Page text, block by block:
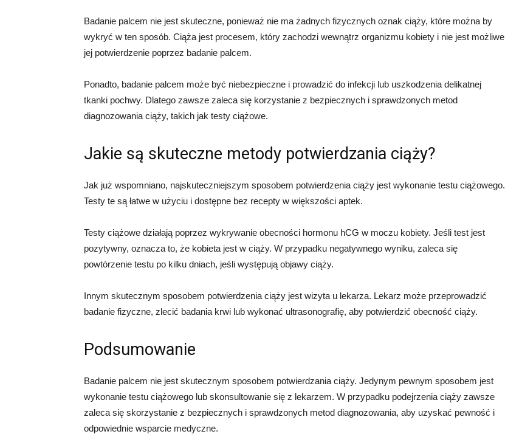
Badanie palcem nie jest skuteczne, ponieważ nie ma żadnych fizycznych oznak ciąży, które można by
wykryć w ten sposób. Ciąża jest procesem, który zachodzi wewnątrz organizmu kobiety i nie jest możliwe
jej potwierdzenie poprzez badanie palcem.
Ponadto, badanie palcem może być niebezpieczne i prowadzić do infekcji lub uszkodzenia delikatnej
tkanki pochwy. Dlatego zawsze zaleca się korzystanie z bezpiecznych i sprawdzonych metod
diagnozowania ciąży, takich jak testy ciążowe.
Jakie są skuteczne metody potwierdzania ciąży?
Jak już wspomniano, najskuteczniejszym sposobem potwierdzenia ciąży jest wykonanie testu ciążowego.
Testy te są łatwe w użyciu i dostępne bez recepty w większości aptek.
Testy ciążowe działają poprzez wykrywanie obecności hormonu hCG w moczu kobiety. Jeśli test jest
pozytywny, oznacza to, że kobieta jest w ciąży. W przypadku negatywnego wyniku, zaleca się
powtórzenie testu po kilku dniach, jeśli występują objawy ciąży.
Innym skutecznym sposobem potwierdzenia ciąży jest wizyta u lekarza. Lekarz może przeprowadzić
badanie fizyczne, zlecić badania krwi lub wykonać ultrasonografię, aby potwierdzić obecność ciąży.
Podsumowanie
Badanie palcem nie jest skutecznym sposobem potwierdzania ciąży. Jedynym pewnym sposobem jest
wykonanie testu ciążowego lub skonsultowanie się z lekarzem. W przypadku podejrzenia ciąży zawsze
zaleca się skorzystanie z bezpiecznych i sprawdzonych metod diagnozowania, aby uzyskać pewność i
odpowiednie wsparcie medyczne.